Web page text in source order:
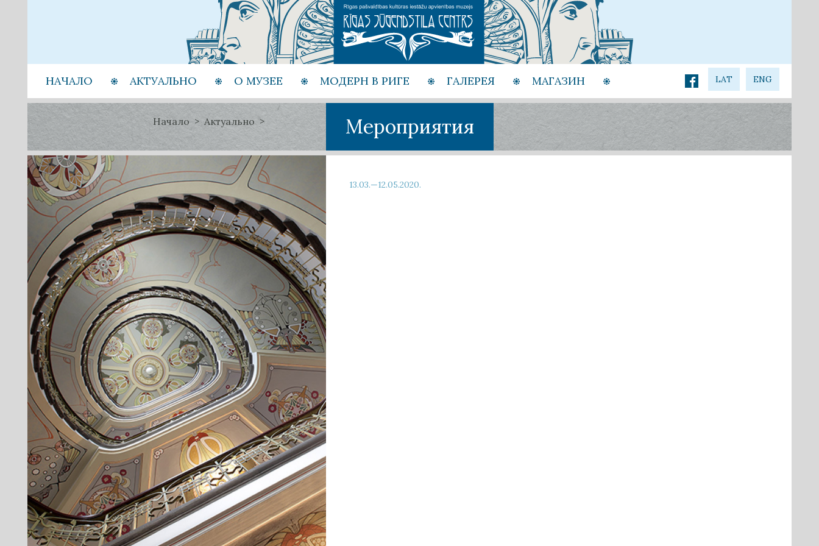
НАЧАЛО АКТУАЛЬНО О МУЗЕЕ МОДЕРН В РИГЕ ГАЛЕРЕЯ МАГАЗИН LAT ENG
Начало Актуально Мероприятия
13.03.—12.05.2020.